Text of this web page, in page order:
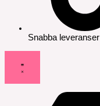
Snabba leveranser